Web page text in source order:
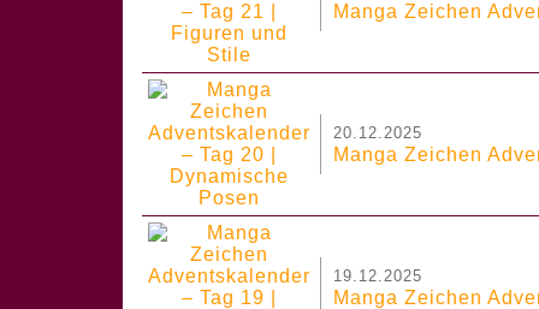
Manga Zeichen
20.12.2025
Manga Zeichen
19.12.2025
Manga Zeichen